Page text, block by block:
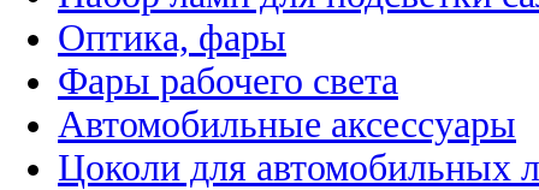
Оптика, фары
Фары рабочего света
Автомобильные аксессуары
Цоколи для автомобильных